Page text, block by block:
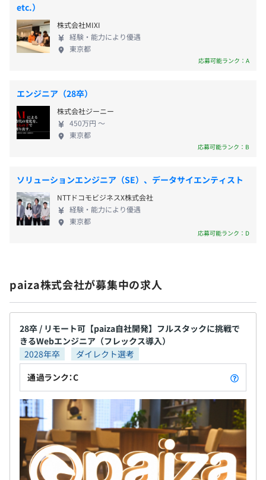
関東ITソフトウェア健康保険組合加入
健康保険・厚生年金加入、雇用保険・労災保険適用
雇用関係なし
ます。今後、エンジニアと企業双方の成長サイクルを
強化するための新規事業にもチャレンジしていきま
す。 ========== paizaの挑戦 ========== 企業が抱
えるエンジニア採用の悩みに取り組んでいます。
ために、以下の取り組みを直近で進めています。 ・
ハイクラスエンジニアのキャリア支援に関する新規
事業 ・企業からのスカウト配信を促進することで、
市場価値をエンジニアが再認識し、市場の流動性を
高める ・大企業やエンジニアの採用を加速させてい
ジニアの転職における選択肢を広げる ・これまで中
途メインの採用支援でしたが、大学や学校との連携
により、新卒学生に対しての支援・集客を加速
========== 事業を通じてpaizaがかなえたい世界
========== 現在は、個人の寿命が伸びる一方、企業
の成長を加速する成長プラットフォーム” として、
「paiza」は、転職・就職・学習サービスが一体とな
って、ミッション・ビジョン実現に挑み続けていま
す。 ・多くのエンジニアにとって、paizaがプログラ
ミングの原風景となる ・paizaを通じて優秀なエンジ
ニア、IT人材が次々と輩出される ・優秀なエンジニ
ア・IT人材が、日本で次世代のGAFAを立ち上げる
etc.）
株式会社MIXI
経験・能力により優遇
東京都
応募可能ランク：A
エンジニア（28卒）
株式会社ジーニー
450万円 〜
東京都
応募可能ランク：B
ソリューションエンジニア（SE）、データサイエンティスト
NTTドコモビジネスX株式会社
経験・能力により優遇
東京都
応募可能ランク：D
paiza株式会社が募集中の求人
28卒 / リモート可【paiza自社開発】フルスタックに挑戦で
きるWebエンジニア（フレックス導入）
2028年卒
ダイレクト選考
通過ランク：C